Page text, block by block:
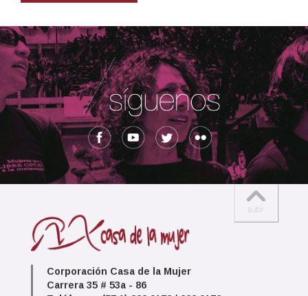
Corporación Casa de la Mujer
Carrera 35 # 53a - 86